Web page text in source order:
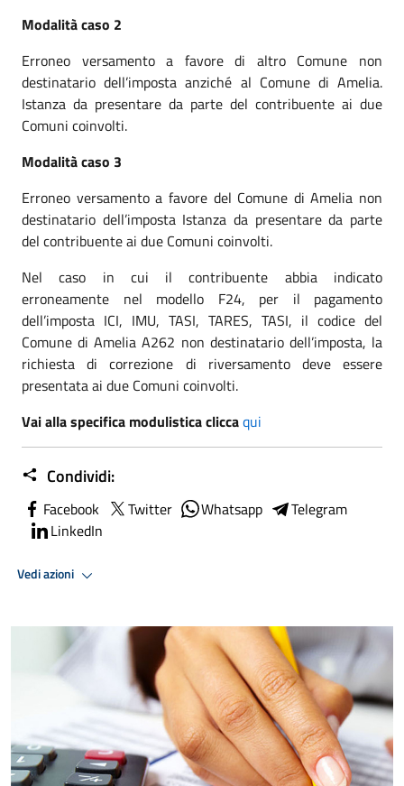
Modalità caso 2
Erroneo versamento a favore di altro Comune non
destinatario dell’imposta anziché al Comune di Amelia.
Istanza da presentare da parte del contribuente ai due
Comuni coinvolti.
Modalità caso 3
Erroneo versamento a favore del Comune di Amelia non
destinatario dell’imposta Istanza da presentare da parte
del contribuente ai due Comuni coinvolti.
Nel caso in cui il contribuente abbia indicato
erroneamente nel modello F24, per il pagamento
dell’imposta ICI, IMU, TASI, TARES, TASI, il codice del
Comune di Amelia A262 non destinatario dell’imposta, la
richiesta di correzione di riversamento deve essere
presentata ai due Comuni coinvolti.
Vai alla specifica modulistica cliccaqui
Condividi:
Facebook Twitter Whatsapp
Telegram
LinkedIn
Vedi azioni